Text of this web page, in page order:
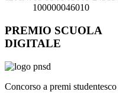
100000046010
PREMIO SCUOLA
DIGITALE
Concorso a premi studentesco